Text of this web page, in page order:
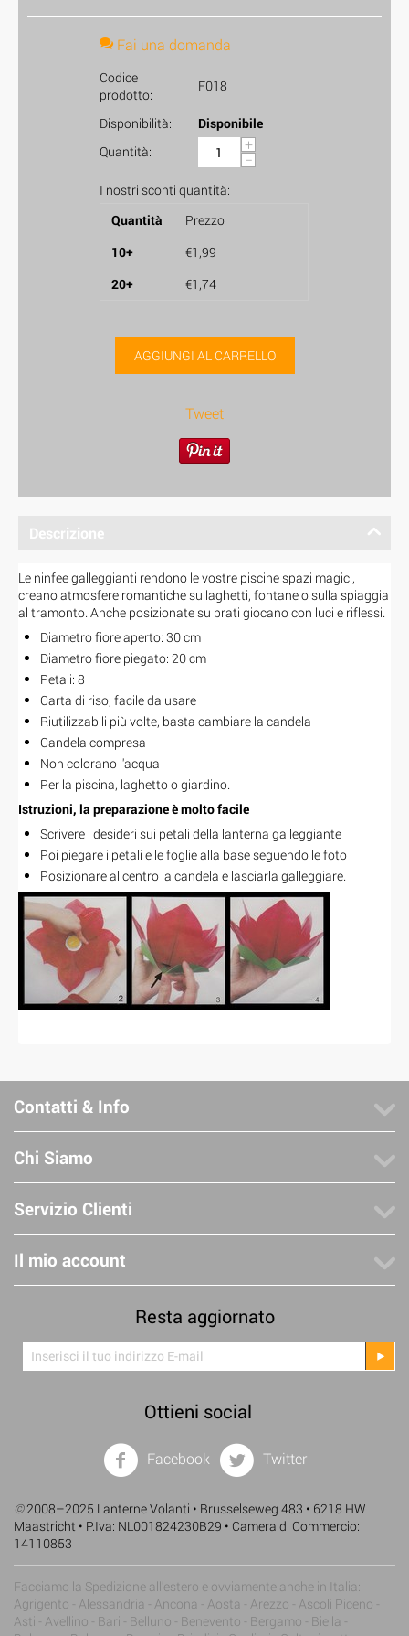
Fai una domanda
Codice
prodotto:
F018
Disponibilità:
Disponibile
Quantità:
+
−
I nostri sconti quantità:
Quantità
Prezzo
10+
€1,99
20+
€1,74
AGGIUNGI AL CARRELLO
Tweet
Descrizione
Le ninfee galleggianti rendono le vostre piscine spazi magici,
creano atmosfere romantiche su laghetti, fontane o sulla spiaggia
al tramonto. Anche posizionate su prati giocano con luci e riflessi.
Diametro fiore aperto: 30 cm
Diametro fiore piegato: 20 cm
Petali: 8
Carta di riso, facile da usare
Riutilizzabili più volte, basta cambiare la candela
Candela compresa
Non colorano l'acqua
Per la piscina, laghetto o giardino.
Istruzioni, la preparazione è molto facile
Scrivere i desideri sui petali della lanterna galleggiante
Poi piegare i petali e le foglie alla base seguendo le foto
Posizionare al centro la candela e lasciarla galleggiare.
Contatti & Info
Chi Siamo
Servizio Clienti
Il mio account
Resta aggiornato
Ottieni social
Facebook Twitter
©2008–2025 Lanterne Volanti • Brusselseweg 483 • 6218 HW
Maastricht • P.Iva: NL001824230B29 • Camera di Commercio:
14110853
Facciamo la Spedizione all'estero e ovviamente anche in Italia:
Agrigento - Alessandria - Ancona - Aosta - Arezzo - Ascoli Piceno -
Asti - Avellino - Bari - Belluno - Benevento - Bergamo - Biella -